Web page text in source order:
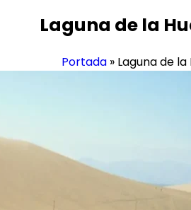
Laguna de la
Portada » Laguna de